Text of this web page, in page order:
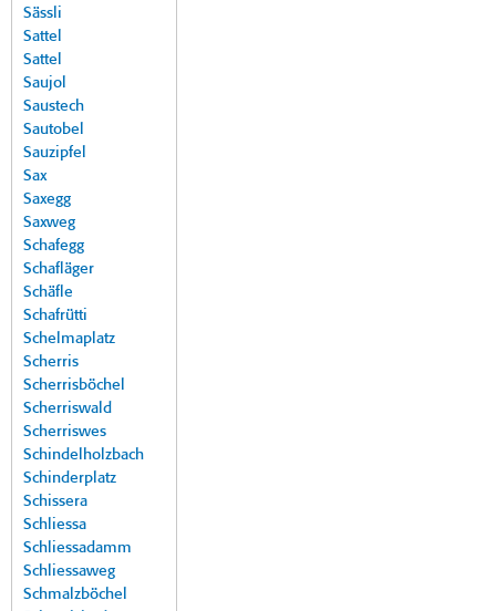
Sässli
Sattel
Sattel
Saujol
Saustech
Sautobel
Sauzipfel
Sax
Saxegg
Saxweg
Schafegg
Schafläger
Schäfle
Schafrütti
Schelmaplatz
Scherris
Scherrisböchel
Scherriswald
Scherriswes
Schindelholzbach
Schinderplatz
Schissera
Schliessa
Schliessadamm
Schliessaweg
Schmalzböchel